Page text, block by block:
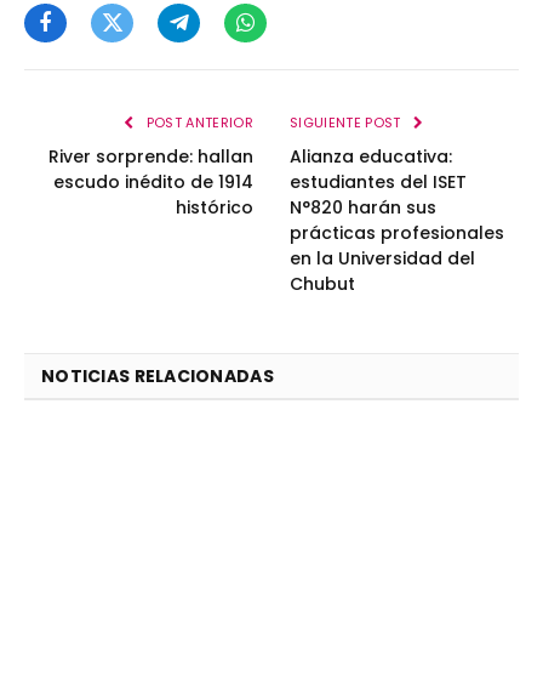
FacebookTwitterTelegramWhatsApp
POST ANTERIOR
River sorprende: hallan
escudo inédito de 1914
histórico
SIGUIENTE POST
Alianza educativa:
estudiantes del ISET
N°820 harán sus
prácticas profesionales
en la Universidad del
Chubut
NOTICIAS RELACIONADAS